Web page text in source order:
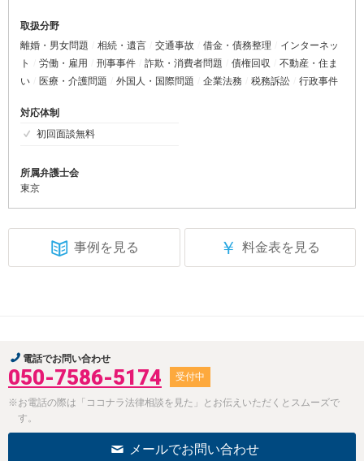
取扱分野
離婚・男女問題
相続・遺言 交通事故 借金・債務整理
インターネッ
ト
労働・雇用 刑事事件 詐欺・消費者問題 債権回収
不動産・住ま
い
医療・介護問題 外国人・国際問題 企業法務 税務訴訟 行政事件
対応体制
初回面談無料
所属弁護士会
東京
事例を見る ￥ 料金表を見る
電話でお問い合わせ
050-7586-5174 受付中
※お電話の際は「ココナラ法律相談を見た」とお伝えいただくとスムーズで
す。
メールでお問い合わせ